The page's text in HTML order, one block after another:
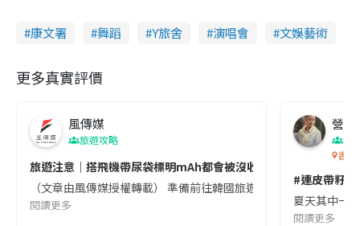
康文署 舞蹈 Y旅舍 演唱會 文娛藝術
更多真實評價
風傳媒
旅遊攻略
旅遊注意｜搭飛機帶尿袋標明mAh都會被沒收😱出發前切記檢查
（文章由風傳媒授權轉載） 準備前往韓國旅遊的民眾，近期要
閱讀更多
營養
香港
#連皮帶籽
夏天其中一
閱讀更多